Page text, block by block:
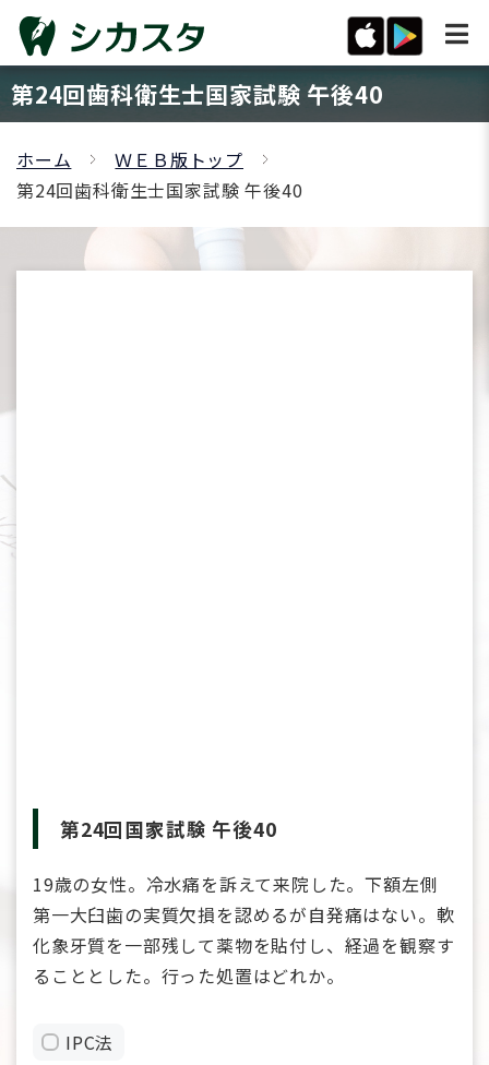
第24回歯科衛生士国家試験 午後40
ホーム
ＷＥＢ版トップ
第24回歯科衛生士国家試験 午後40
第24回国家試験 午後40
19歳の女性。冷水痛を訴えて来院した。下額左側
第一大臼歯の実質欠損を認めるが自発痛はない。軟
化象牙質を一部残して薬物を貼付し、経過を観察す
ることとした。行った処置はどれか。
IPC法